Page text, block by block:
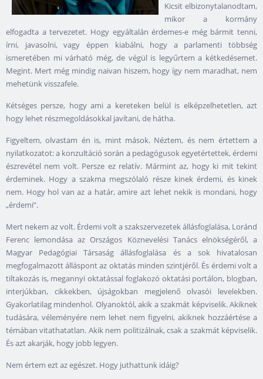
Kicsit elbizonytalanodtam,
mikor a kormány
elfogadta a tervezetet. Hogy egyáltalán érdemes-e még bármit tenni,
írni, javasolni, vagy éppen kiabálni, hogy a parlamenti többség
ismeretében mi várható még, de végül is legyűrtem a kétkedésemet.
Megint. Mert még mindig naivan hiszem, hogy így nem maradhat, nem
mehetünk visszafele.
Kétséges persze, hogy ami a kereteken belül is elképzelhetetlen, azt
hogy lehet részmegoldásokkal javítani, de hátha.
Figyeltem, olvastam én is, mint mások. Néztem, és nem értettem a
nyilatkozatot: a konzultáció során a pedagógusok egyetértettek, érdemi
észrevétel nem volt. Persze ez relatív. Mármint az, hogy ki mit tekint
érdeminek. Hogy a szakma megszólaló része kinek érdemi, és kinek
nem. Hogy hol van az a határ, amire azt lehet nekik is mondani, hogy
„érdemi”.
Mert nekem az volt. Érdemi volt a szakszervezetek állásfoglalása, Loránd
Ferenc lemondása az Országos Köznevelési Tanács elnökségéről, a
Magyar Pedagógiai Társaság állásfoglalása és a sok hivatalosan
megfogalmazott álláspont az oktatás minden szintjéről. És érdemi volt a
tiltakozás is, megannyi oktatással foglakozó oktatási portálon, blogban,
interjúkban, cikkekben, újságokban megjelenő olvasói levelekben.
Gyakorlatilag mindenhol. Olyanoktól, akik a szakmát képviselik. Akiknek
tudására, véleményére nem lehet nem figyelni, akiknek hozzáértése a
témában vitathatatlan. Akik nem politizálnak, csak a szakmát képviselik.
És azt akarják, hogy jobb legyen.
Nem értem ezt az egészet. Hogy juthattunk idáig?